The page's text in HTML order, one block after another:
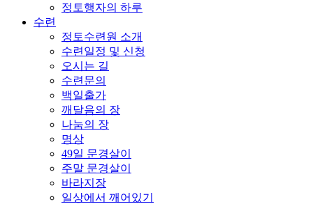
정토행자의 하루
수련
정토수련원 소개
수련일정 및 신청
오시는 길
수련문의
백일출가
깨달음의 장
나눔의 장
명상
49일 문경살이
주말 문경살이
바라지장
일상에서 깨어있기